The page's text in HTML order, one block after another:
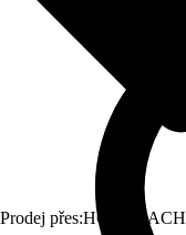
Prodej přes:HORNBACH